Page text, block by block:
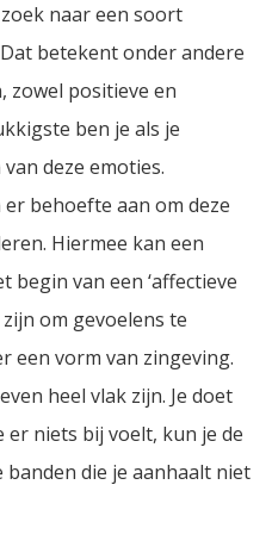
naar een soort
betekent onder andere
zowel positieve en
ben je als je
deze emoties.
behoefte aan om deze
Hiermee kan een
begin van een ‘affectieve
om gevoelens te
een vorm van zingeving.
heel vlak zijn. Je doet
er niets bij voelt, kun je de
die je aanhaalt niet